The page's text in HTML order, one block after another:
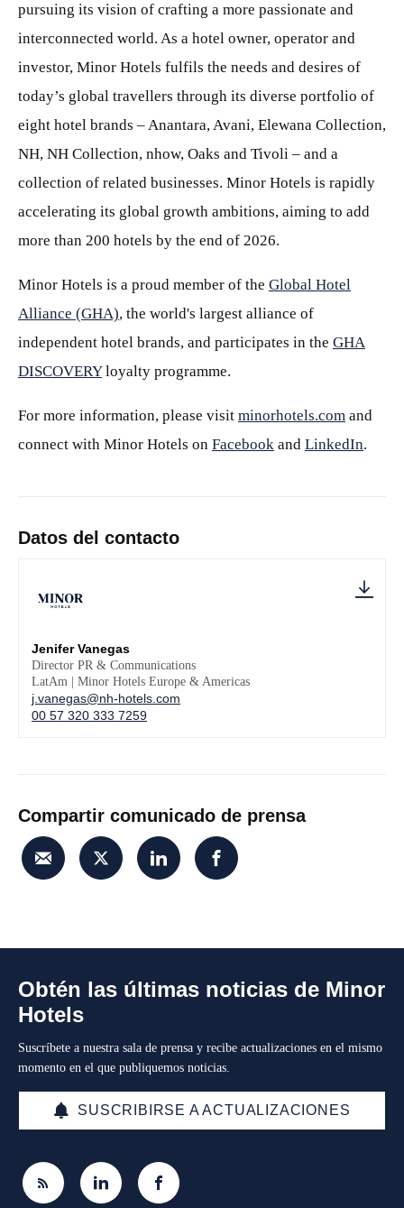
pursuing its vision of crafting a more passionate and
interconnected world. As a hotel owner, operator and
investor, Minor Hotels fulfils the needs and desires of
today’s global travellers through its diverse portfolio of
eight hotel brands – Anantara, Avani, Elewana Collection,
NH, NH Collection, nhow, Oaks and Tivoli – and a
collection of related businesses. Minor Hotels is rapidly
accelerating its global growth ambitions, aiming to add
more than 200 hotels by the end of 2026.
Minor Hotels is a proud member of the Global Hotel
Alliance (GHA), the world's largest alliance of
independent hotel brands, and participates in the GHA
DISCOVERYloyalty programme.
For more information, please visit minorhotels.com and
connect with Minor Hotels on Facebook and LinkedIn.
Datos del contacto
Jenifer Vanegas
Director PR & Communications
LatAm | Minor Hotels Europe & Americas
j.vanegas@nh-hotels.com
00 57 320 333 7259
Compartir comunicado de prensa
Obtén las últimas noticias de Minor
Hotels
Suscríbete a nuestra sala de prensa y recibe actualizaciones en el mismo
momento en el que publiquemos noticias.
SUSCRIBIRSE A ACTUALIZACIONES